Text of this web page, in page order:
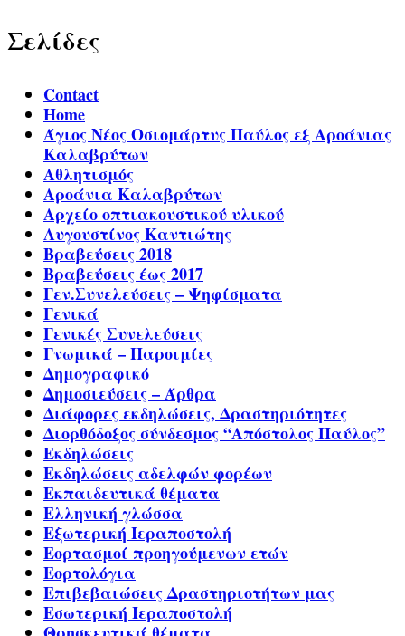
Σελίδες
Contact
Home
Άγιος Νέος Οσιομάρτυς Παύλος εξ Αροάνιας
Καλαβρύτων
Αθλητισμός
Αροάνια Καλαβρύτων
Αρχείο οπτιακουστικού υλικού
Αυγουστίνος Καντιώτης
Βραβεύσεις 2018
Βραβεύσεις έως 2017
Γεν.Συνελεύσεις – Ψηφίσματα
Γενικά
Γενικές Συνελεύσεις
Γνωμικά – Παροιμίες
Δημογραφικό
Δημοσιεύσεις – Άρθρα
Διάφορες εκδηλώσεις, Δραστηριότητες
Διορθόδοξος σύνδεσμος “Απόστολος Παύλος”
Εκδηλώσεις
Εκδηλώσεις αδελφών φορέων
Εκπαιδευτικά θέματα
Ελληνική γλώσσα
Εξωτερική Ιεραποστολή
Εορτασμοί προηγούμενων ετών
Εορτολόγια
Επιβεβαιώσεις Δραστηριοτήτων μας
Εσωτερική Ιεραποστολή